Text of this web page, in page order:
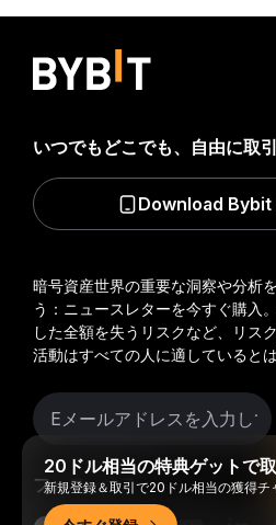
暗号資産世界の重要な洞察や分析
う：ニュースレターを今すぐ購入。
した全額を失うリスクなど、リス
活動はすべての人に適していると
フォローする
いつでもどこでも、自由に取
Download Bybit
20ドル相当の特典ゲットで
新規登録＆取引で20ドル相当の獲得チ